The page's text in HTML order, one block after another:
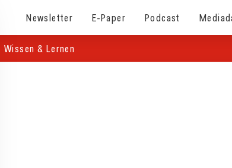
Newsletter E-Paper Podcast
Wissen & Lernen